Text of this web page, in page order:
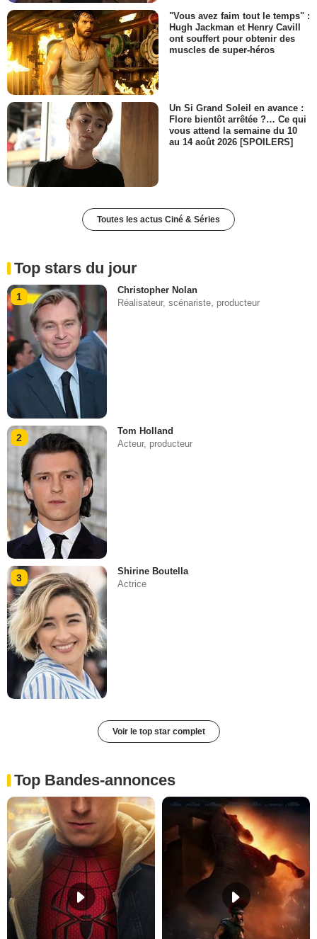
"Vous avez faim tout le temps" :
Hugh Jackman et Henry Cavill
ont souffert pour obtenir des
muscles de super-héros
Un Si Grand Soleil en avance :
Flore bientôt arrêtée ?… Ce qui
vous attend la semaine du 10
au 14 août 2026 [SPOILERS]
Toutes les actus Ciné & Séries
Top stars du jour
1
Christopher Nolan
Réalisateur, scénariste, producteur
2
Tom Holland
Acteur, producteur
3
Shirine Boutella
Actrice
Voir le top star complet
Top Bandes-annonces